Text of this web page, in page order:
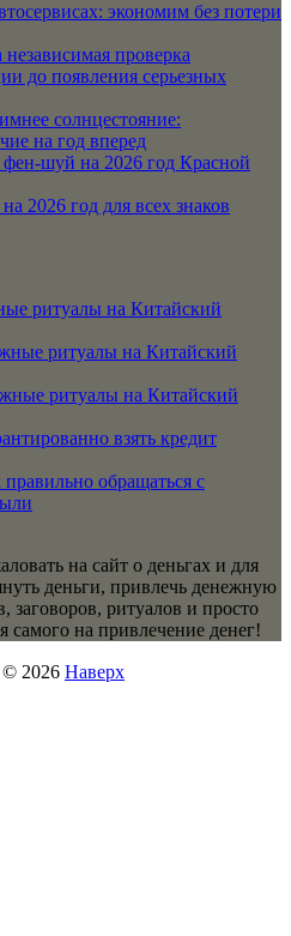
экономим без потери
проверка
до появления серьезных
солнцестояние:
на год вперед
шуй на 2026 год Красной
2026 год для всех знаков
ритуалы на Китайский
ритуалы на Китайский
ритуалы на Китайский
взять кредит
обращаться с
на сайт о деньгах и для
деньги, привлечь денежную
ритуалов и просто
самого на привлечение денег!
© 2026 Наверх